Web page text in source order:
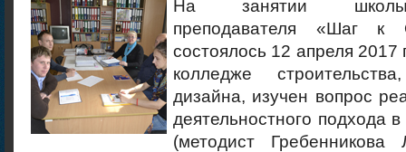
На занятии школы
преподавателя «Шаг к
состоялось 12 апреля 2017
колледже
дизайна, изучен вопрос
деятельностного подхода
(методист